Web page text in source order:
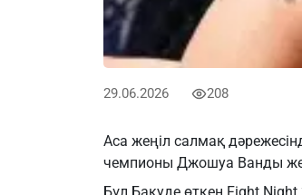
29.06.2026 208
Аса жеңіл салмақ
чемпионы Джошуа Ванды